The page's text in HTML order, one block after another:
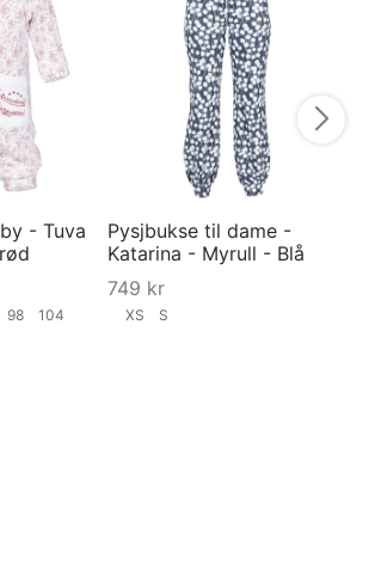
- Tuva
98 104
Pysjbukse til dame -
Katarina - Myrull - Blå
749 kr
XS S